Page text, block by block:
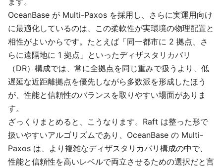
OceanBase が Multi-Paxos を採用し、さらに実運用向け
に最適化しているのは、この柔軟性が実環境の物理配置と
相性がよいからです。たとえば「同一都市に 2 拠点、さ
らに遠隔地に 1 拠点」といったディザスタリカバリ
（DR）構成では、常に全拠点を同じ重みで扱うより、低
遅延な近距離拠点を優先しながら多数派を形成したほう
が、性能と信頼性のバランスを取りやすい場面がありま
す。
ざっくりまとめると、こうなります。Raft は整った形で
扱いやすいアルゴリズムであり、OceanBase の Multi-
Paxos は、より複雑なディザスタリカバリ構成の中で、
性能と信頼性を高いレベルで両立させるための選択だと言